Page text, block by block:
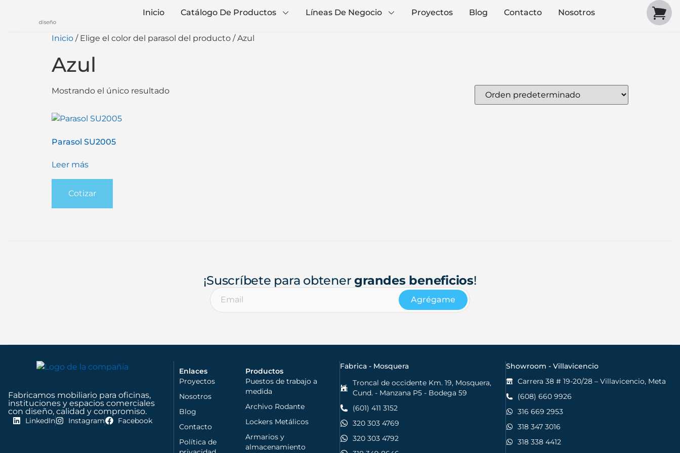
Inicio Catálogo De Productos Líneas De Negocio Proyectos Blog Contacto Nosotros
Inicio / Elige el color del parasol del producto / Azul
Azul
Mostrando el único resultado
Parasol SU2005
Leer más
Cotizar
¡Suscríbete para obtenergrandes beneficios!
Agrégame
Fabricamos mobiliario para oficinas,
instituciones y espacios comerciales
con diseño, calidad y compromiso.
LinkedIn Instagram Facebook
Enlaces
Proyectos
Nosotros
Blog
Contacto
Política de
Productos
Puestos de trabajo a
medida
Archivo Rodante
Lockers Metálicos
Armarios y
almacenamiento
Fabrica - Mosquera
Troncal de occidente Km. 19, Mosquera,
Cund. - Manzana P5 - Bodega 59
(601) 411 3152
320 303 4769
320 303 4792
Showroom - Villavicencio
Carrera 38 # 19-20/28 – Villavicencio, Meta
(608) 660 9926
316 669 2953
318 347 3016
318 338 4412